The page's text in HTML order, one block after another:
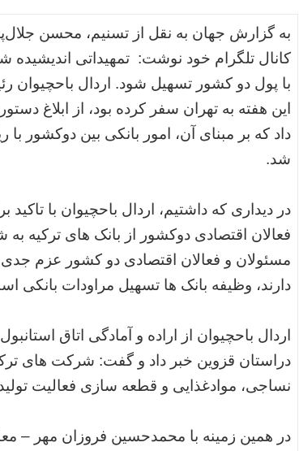
به گزارش جهان به نقل از تسنیم، محسن
کانال تلگرام خود نوشت: تمهیداتی اندیشیده
با پول دو کشور تسهیل شود. اردال باحچیوان
این هفته به تهران سفر کرده بود، از ابلاغ
داد که بر مبنای آن، امور بانکی بین دوکشور با
شد.
در دیداری که داشتیم، اردال باحچیوان با
فعالان اقتصادی دوکشور از بانک های ترکیه
مسئولان و فعالان اقتصادی دو کشور عزم
دارند، وظیفه بانک ها تسهیل مراودات بانکی
اردال باحچیوان از اراده و آمادگی اتاق
دراستان قزوین خبر داد و گفت: شرکت های
نساجی، موادغذایی و قطعه سازی فعالیت
در همین زمینه با محمدحسین فروزان مهر –